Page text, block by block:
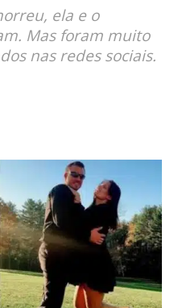
ela e o
Mas foram muito
nas redes sociais.